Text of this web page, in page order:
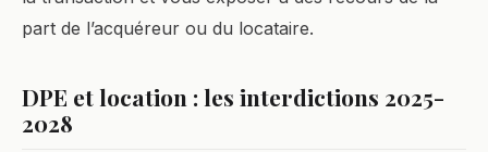
part de l’acquéreur ou du locataire.
DPE et location : les interdictions 2025-
2028